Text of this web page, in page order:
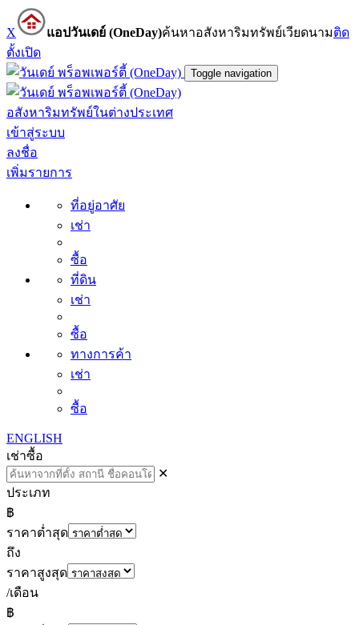
X แอปวันเดย์ (OneDay)ค้นหาอสังหาริมทรัพย์เวียดนามติด
ตั้งเปิด
Toggle navigation
อสังหาริมทรัพย์ในต่างประเทศ
เข้าสู่ระบบ
ลงชื่อ
เพิ่มรายการ
ที่อยู่อาศัย
เช่า
ซื้อ
ที่ดิน
เช่า
ซื้อ
ทางการค้า
เช่า
ซื้อ
ENGLISH
เช่าซื้อ
✕
ประเภท
฿
ราคาต่ำสุด
ถึง
ราคาสูงสุด
/เดือน
฿